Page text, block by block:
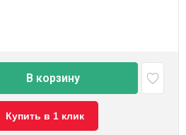
В корзину
Купить в 1 клик